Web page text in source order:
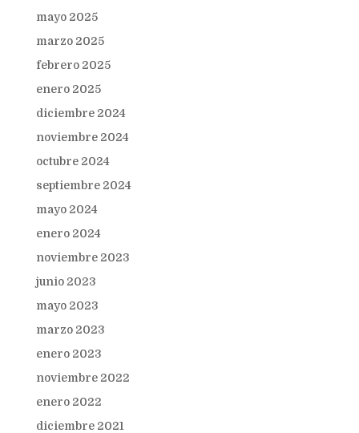
mayo 2025
marzo 2025
febrero 2025
enero 2025
diciembre 2024
noviembre 2024
octubre 2024
septiembre 2024
mayo 2024
enero 2024
noviembre 2023
junio 2023
mayo 2023
marzo 2023
enero 2023
noviembre 2022
enero 2022
diciembre 2021